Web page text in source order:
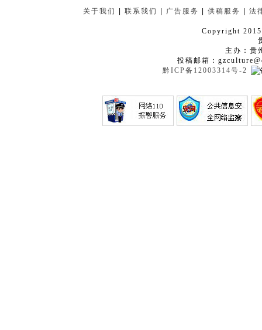
关于我们 |联系我们 广告服务 |供稿服务 |法
Copyright
主办：贵
投稿邮箱：
黔ICP备12003314号-2